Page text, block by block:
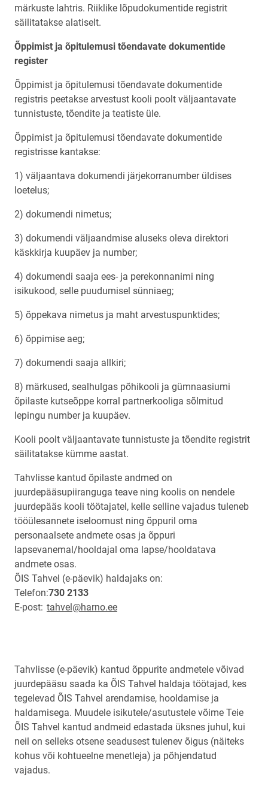
märkuste lahtris. Riiklike lõpudokumentide registrit
säilitatakse alatiselt.
Õppimist ja õpitulemusi tõendavate dokumentide
register
Õppimist ja õpitulemusi tõendavate dokumentide
registris peetakse arvestust kooli poolt väljaantavate
tunnistuste, tõendite ja teatiste üle.
Õppimist ja õpitulemusi tõendavate dokumentide
registrisse kantakse:
1) väljaantava dokumendi järjekorranumber üldises
loetelus;
2) dokumendi nimetus;
3) dokumendi väljaandmise aluseks oleva direktori
käskkirja kuupäev ja number;
4) dokumendi saaja ees- ja perekonnanimi ning
isikukood, selle puudumisel sünniaeg;
5) õppekava nimetus ja maht arvestuspunktides;
6) õppimise aeg;
7) dokumendi saaja allkiri;
8) märkused, sealhulgas põhikooli ja gümnaasiumi
õpilaste kutseõppe korral partnerkooliga sõlmitud
lepingu number ja kuupäev.
Kooli poolt väljaantavate tunnistuste ja tõendite registrit
säilitatakse kümme aastat.
Tahvlisse kantud õpilaste andmed on
juurdepääsupiiranguga teave ning koolis on nendele
juurdepääs kooli töötajatel, kelle selline vajadus tuleneb
tööülesannete iseloomust ning õppuril oma
personaalsete andmete osas ja õppuri
lapsevanemal/hooldajal oma lapse/hooldatava
andmete osas.
ÕIS Tahvel (e-päevik) haldajaks on:
Telefon:730 2133
E-post: tahvel@harno.ee
Tahvlisse (e-päevik) kantud õppurite andmetele võivad
juurdepääsu saada ka ÕIS Tahvel haldaja töötajad, kes
tegelevad ÕIS Tahvel arendamise, hooldamise ja
haldamisega. Muudele isikutele/asutustele võime Teie
ÕIS Tahvel kantud andmeid edastada üksnes juhul, kui
neil on selleks otsene seadusest tulenev õigus (näiteks
kohus või kohtueelne menetleja) ja põhjendatud
vajadus.